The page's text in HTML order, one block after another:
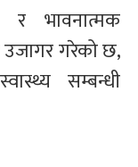
भावनात्मक
उजागर गरेको छ,
सम्बन्धी